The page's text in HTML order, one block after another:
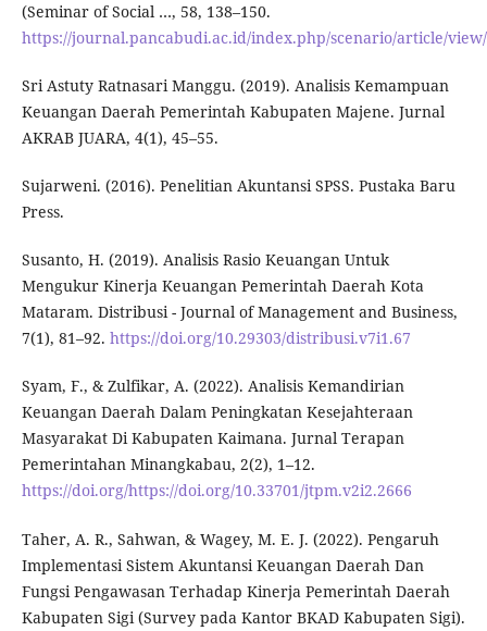
(Seminar of Social …, 58, 138–150.
https://journal.pancabudi.ac.id/index.php/scenario/article/
Sri Astuty Ratnasari Manggu. (2019). Analisis Kemampuan
Keuangan Daerah Pemerintah Kabupaten Majene. Jurnal
AKRAB JUARA, 4(1), 45–55.
Sujarweni. (2016). Penelitian Akuntansi SPSS. Pustaka Baru
Press.
Susanto, H. (2019). Analisis Rasio Keuangan Untuk
Mengukur Kinerja Keuangan Pemerintah Daerah Kota
Mataram. Distribusi - Journal of Management and Business,
7(1), 81–92. https://doi.org/10.29303/distribusi.v7i1.67
Syam, F., & Zulfikar, A. (2022). Analisis Kemandirian
Keuangan Daerah Dalam Peningkatan Kesejahteraan
Masyarakat Di Kabupaten Kaimana. Jurnal Terapan
Pemerintahan Minangkabau, 2(2), 1–12.
https://doi.org/https://doi.org/10.33701/jtpm.v2i2.2666
Taher, A. R., Sahwan, & Wagey, M. E. J. (2022). Pengaruh
Implementasi Sistem Akuntansi Keuangan Daerah Dan
Fungsi Pengawasan Terhadap Kinerja Pemerintah Daerah
Kabupaten Sigi (Survey pada Kantor BKAD Kabupaten Sigi).